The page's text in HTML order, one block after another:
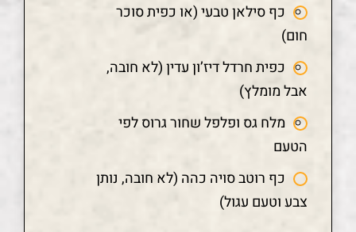
כף סילאן טבעי (או כפית סוכר
חום)
כפית חרדל דיז’ון עדין (לא חובה,
אבל מומלץ)
מלח גס ופלפל שחור גרוס לפי
הטעם
כף רוטב סויה כהה (לא חובה, נותן
צבע וטעם עגול)